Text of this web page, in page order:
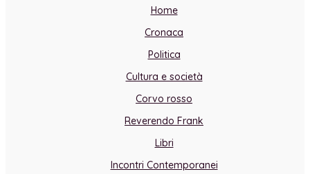
Home
Cronaca
Politica
Cultura e società
Corvo rosso
Reverendo Frank
Libri
Incontri Contemporanei